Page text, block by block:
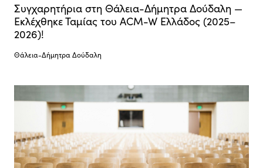
Συγχαρητήρια στη Θάλεια-Δήμητρα Δούδαλη —
Εκλέχθηκε Ταμίας του ACM-W Ελλάδος (2025–
2026)!
Θάλεια-Δήμητρα Δούδαλη